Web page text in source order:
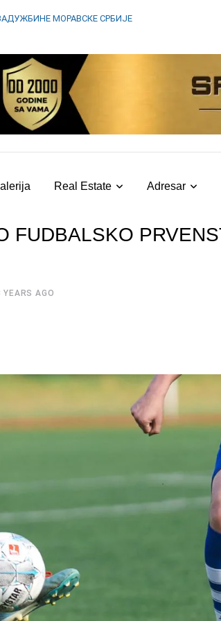
МОРАВСКЕ СРБИЈЕ
Real Estate Adresar
FUDBALSKO
YEARS AGO